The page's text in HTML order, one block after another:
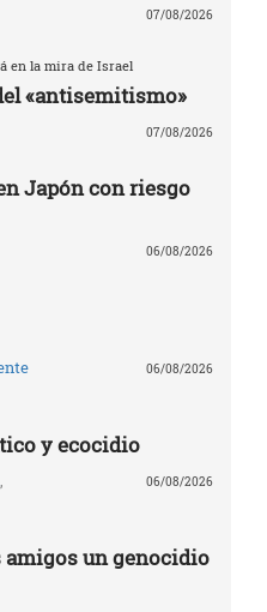
07/08/2026
en la mira de Israel
«antisemitismo»
07/08/2026
Japón con riesgo
06/08/2026
06/08/2026
y ecocidio
06/08/2026
un genocidio